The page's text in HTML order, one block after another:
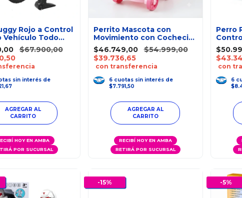
Rojo a Control
Vehículo Todo
$67.900,00
sin interés de
HOY EN AMBA
POR SUCURSAL
Perrito Mascota con
Movimiento con Cochecito
de Paseo WoW
$46.749,00
$54.999,00
$39.736,65
con transferencia
6 cuotas sin interés de
$7.791,50
RECIBÍ HOY EN AMBA
RETIRÁ POR SUCURSAL
Perro
con
6
-15% -5%